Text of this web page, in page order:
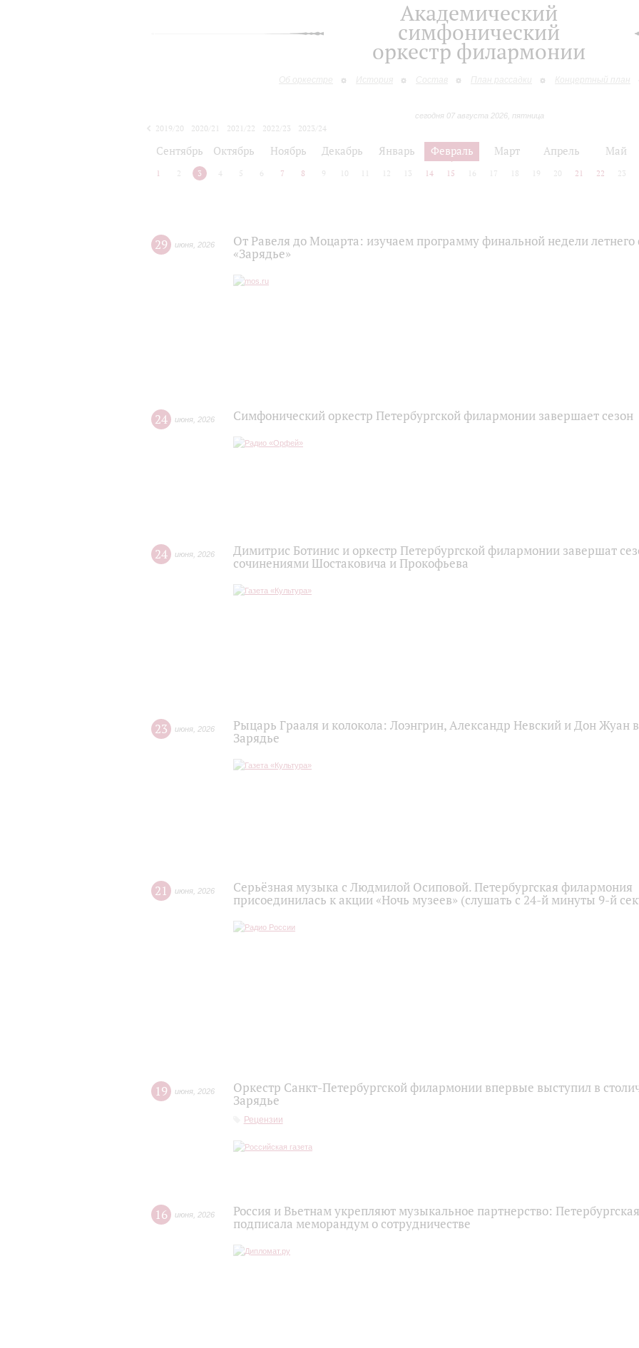
Академический
симфонический
оркестр филармонии
Об оркестре История Состав План рассадки Концертный план
сегодня 07 августа 2026, пятница
2019/20 2020/21 2021/22 2022/23
2023/24
Сентябрь Октябрь Ноябрь Декабрь Январь Февраль Март Апрель Май
1 2 3 4 5 6 7 8 9 10 12 13 14 15 16 17 18 19 20 21 22 23
29 июня 2026
От Равеля до Моцарта: изучаем программу финальной недели летнего
«Зарядье»
24 июня 2026 Симфонический оркестр Петербургской филармонии завершает сезон
24 июня 2026
Димитрис Ботинис и оркестр Петербургской филармонии завершат
сочинениями Шостаковича и Прокофьева
23 июня 2026
Рыцарь Грааля и колокола: Лоэнгрин, Александр Невский и Дон Жуан
Зарядье
21 июня 2026
Серьёзная музыка с Людмилой Осиповой. Петербургская филармония
присоединилась к акции «Ночь музеев» (слушать с 24-й минуты 9-й
19 июня 2026
Оркестр Санкт‑Петербургской филармонии впервые выступил в
Зарядье
Рецензии
16 июня 2026
Россия и Вьетнам укрепляют музыкальное партнерство:
подписала меморандум о сотрудничестве